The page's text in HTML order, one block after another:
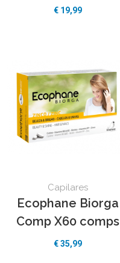
€ 19,99
Capilares
Ecophane Biorga
Comp X60 comps
€35,99